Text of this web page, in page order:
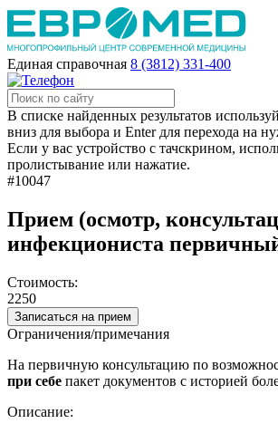
Единая справочная 8 (3812) 331-400
В списке найденных результатов
вниз для выбора и Enter для перехода на
Если у вас устройство с тачскрином,
пролистывание или нажатие.
#10047
Прием (осмотр,
инфекциониста
Стоимость:
2250
Записаться на прием
Ограничения/примечания
На первичную консультацию по
при себе пакет документов с историей
Описание: